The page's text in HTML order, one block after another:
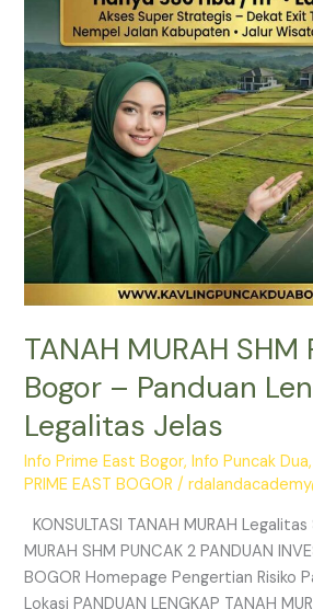
TANAH MURAH
Bogor – Panduan
Legalitas Jelas
Info Prime East Bogor,Info Puncak Dua
PRIME EAST BOGOR /
KONSULTASI TANAH MURAH
MURAH SHM PUNCAK 2 PANDUAN
BOGOR Homepage Pengertian Risiko
Lokasi PANDUAN LENGKAP TANAH
Panduan
Lengkap
&
Legalitas
Jelas